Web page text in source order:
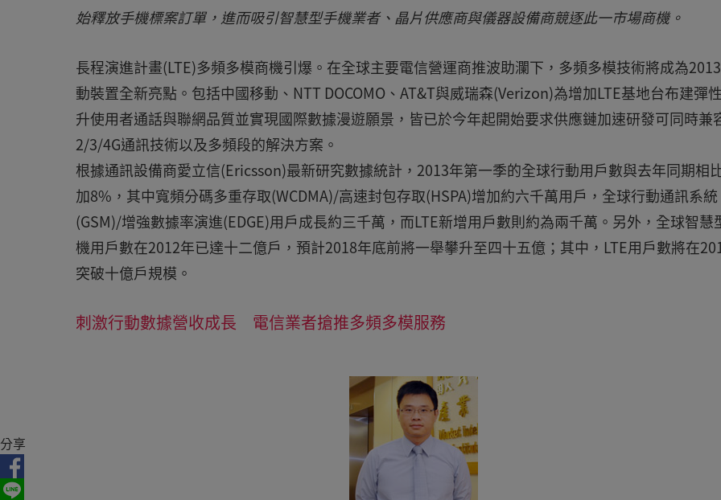
始釋放手機標案訂單，進而吸引智慧型手機業者、晶片供應商與儀器設備商競逐此一市場商機。
長程演進計畫(LTE)多頻多模商機引爆。在全球主要電信營運商推波助瀾下，多頻多模技術將成為
動裝置全新亮點。包括中國移動、NTT DOCOMO、AT&T與威瑞森(Verizon)為增加LTE基地台布建彈
升使用者通話與聯網品質並實現國際數據漫遊願景，皆已於今年起開始要求供應鏈加速研發可同時兼
2/3/4G通訊技術以及多頻段的解決方案。
根據通訊設備商愛立信(Ericsson)最新研究數據統計，2013年第一季的全球行動用戶數與去年同期相
加8%，其中寬頻分碼多重存取(WCDMA)/高速封包存取(HSPA)增加約六千萬用戶，全球行動通訊系統
(GSM)/增強數據率演進(EDGE)用戶成長約三千萬，而LTE新增用戶數則約為兩千萬。另外，全球智慧
機用戶數在2012年已達十二億戶，預計2018年底前將一舉攀升至四十五億；其中，LTE用戶數將在
突破十億戶規模。
刺激行動數據營收成長 電信業者搶推多頻多模服務
分享